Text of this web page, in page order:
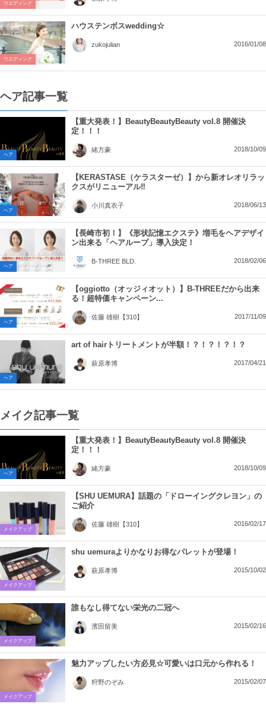
ウエディング
ウエディング
ハウステンボスwedding☆
zukojulian 2016/01/08
ヘア記事一覧
ヘア
【重大発表！】BeautyBeautyBeauty vol.8 開催決
定！！！
緒方豪 2018/10/09
ヘア
【KERASTASE（ケラスターゼ）】から新オレオリラッ
クスがリニューアル‼︎
小川真衣子 2018/06/13
ヘア
【長崎市初！】《形状記憶エクステ》増毛をヘアデザイ
ン出来る「ヘアループ」導入決定！
B-THREE BLD. 2018/02/06
ヘア
【oggiotto（オッジィオット）】B-THREEだから出来
る！超特価キャンペーン...
佐藤 雄樹【310】 2017/11/09
ヘア
art of hairトリートメントが半額！？！？！？！？
萩原孝博 2017/04/21
メイク記事一覧
ヘア
【重大発表！】BeautyBeautyBeauty vol.8 開催決
定！！！
緒方豪 2018/10/09
メイクアップ
【SHU UEMURA】話題の「ドローイングクレヨン」の
ご紹介
佐藤 雄樹【310】 2016/02/17
メイクアップ
shu uemuraよりかなりお得なパレットが登場！
萩原孝博 2015/10/02
メイクアップ
誰もなし得てない栄光の二冠へ
濱田留美 2015/02/16
メイクアップ
魅力アップしたい方必見☆可愛いは口元から作れる！
狩野のぞみ 2015/02/07